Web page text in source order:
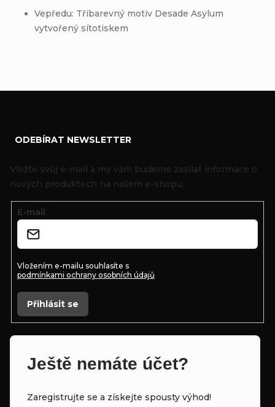
Vepředu: Tříbarevný motiv Desade Asylum
vytvořený sítotiskem
ODEBÍRAT NEWSLETTER
Vložte svůj e-mail a my vám budeme zasílat informace o
nových produktech na našem e-shopu.
E-mail
Vložením e-mailu souhlasíte s
podmínkami ochrany osobních údajů
Přihlásit se
Ještě nemáte účet?
Zaregistrujte se a získejte spousty výhod!